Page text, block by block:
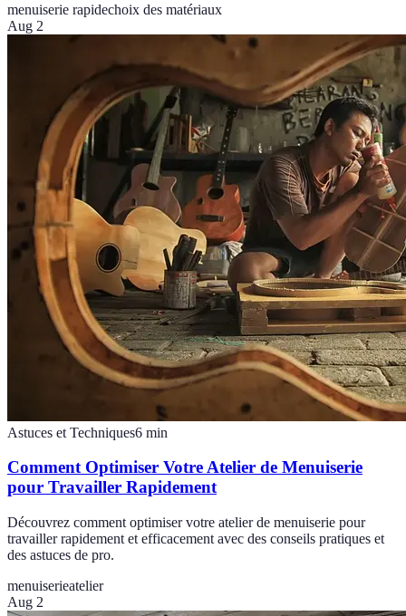
menuiserie rapidechoix des matériaux
Aug 2
Astuces et Techniques6 min
Comment Optimiser Votre Atelier de Menuiserie
pour Travailler Rapidement
Découvrez comment optimiser votre atelier de menuiserie pour
travailler rapidement et efficacement avec des conseils pratiques et
des astuces de pro.
menuiserieatelier
Aug 2